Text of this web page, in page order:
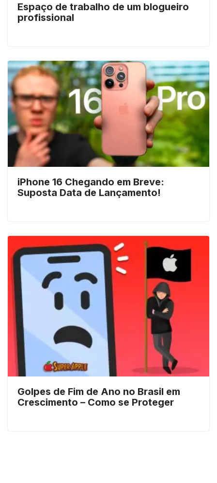
Espaço de trabalho de um blogueiro
profissional
iPhone 16 Chegando em Breve:
Suposta Data de Lançamento!
Golpes de Fim de Ano no Brasil em
Crescimento – Como se Proteger